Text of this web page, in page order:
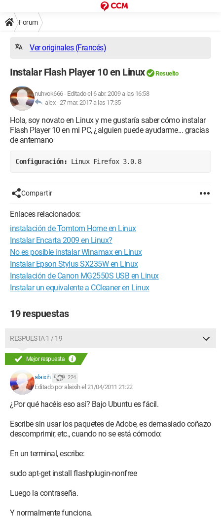
Forum
Ver originales (Francés)
Instalar Flash Player 10 en Linux Resuelto
nuhvok666- Editado el 6 abr. 2009 a las 16:58
alex -27 mar. 2017 a las 17:35
Hola, soy novato en Linux y me gustaría saber cómo instalar
Flash Player 10 en mi PC, ¿alguien puede ayudarme... gracias
de antemano
Configuración: Linux Firefox 3.0.8
Compartir
Enlaces relacionados:
instalación de Tomtom Home en Linux
Instalar Encarta 2009 en Linux?
No es posible instalar Winamax en Linux
Instalar Epson Stylus SX235W en Linux
Instalación de Canon MG2550S USB en Linux
Instalar un equivalente a CCleaner en Linux
19 respuestas
RESPUESTA 1 / 19
Mejor respuesta
alaixih 224
Editado por alaixih el 21/04/2011 21:22
¿Por qué hacéis eso así? Bajo Ubuntu es fácil.
Escribe sin usar los paquetes de Adobe, es demasiado coñazo
descomprimir, etc., cuando no se está cómodo:
En un terminal, escribe:
sudo apt-get install flashplugin-nonfree
Luego la contraseña.
Y normalmente funciona.